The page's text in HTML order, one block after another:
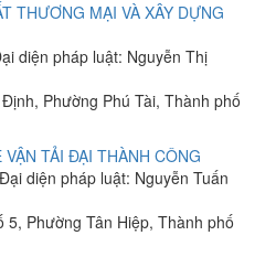
THƯƠNG MẠI VÀ XÂY DỰNG
diện pháp luật: Nguyễn Thị
Phường Phú Tài, Thành phố
TẢI ĐẠI THÀNH CÔNG
diện pháp luật: Nguyễn Tuấn
Phường Tân Hiệp, Thành phố